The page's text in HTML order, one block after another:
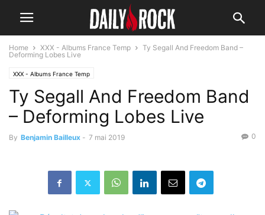
Home XXX - Albums France Temp
Ty Segall And Freedom Band –
Deforming Lobes Live
XXX - Albums France Temp
Ty Segall And Freedom Band
– Deforming Lobes Live
By Benjamin Bailleux - 7 mai 2019 0